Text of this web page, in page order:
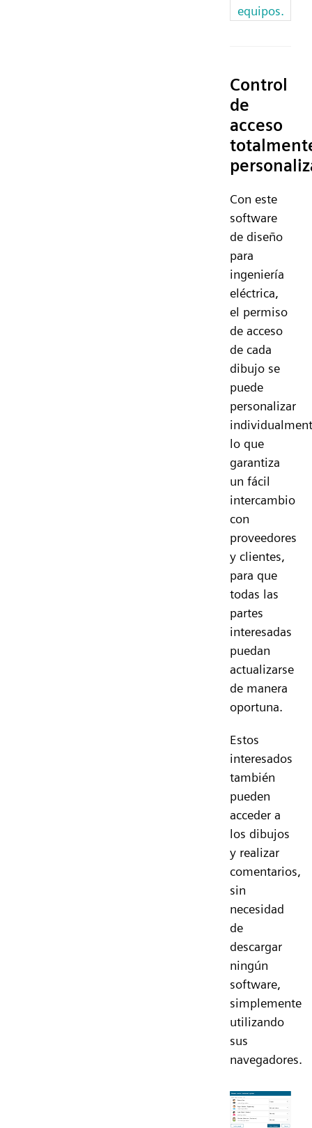
equipos.
Control
de
acceso
Con este
software
de diseño
para
ingeniería
eléctrica,
el permiso
de acceso
de cada
dibujo se
puede
personalizar
lo que
garantiza
un fácil
intercambio
con
proveedores
y clientes,
para que
todas las
partes
interesadas
puedan
actualizarse
de manera
oportuna.
Estos
interesados
también
pueden
acceder a
los dibujos
y realizar
comentarios,
sin
necesidad
de
descargar
ningún
software,
simplemente
utilizando
sus
navegadores.